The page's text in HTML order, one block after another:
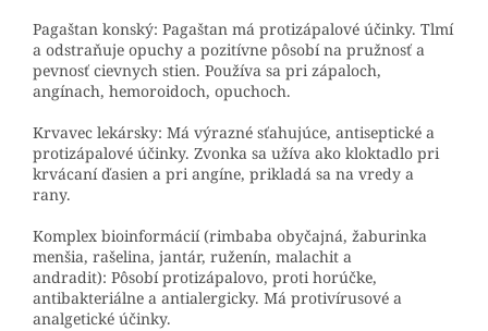
Pagaštan konský: Pagaštan má protizápalové účinky. Tlmí
a odstraňuje opuchy a pozitívne pôsobí na pružnosť a
pevnosť cievnych stien. Používa sa pri zápaloch,
angínach, hemoroidoch, opuchoch.
Krvavec lekársky: Má výrazné sťahujúce, antiseptické a
protizápalové účinky. Zvonka sa užíva ako kloktadlo pri
krvácaní ďasien a pri angíne, prikladá sa na vredy a
rany.
Komplex bioinformácií (rimbaba obyčajná, žaburinka
menšia, rašelina, jantár, ruženín, malachit a
andradit): Pôsobí protizápalovo, proti horúčke,
antibakteriálne a antialergicky. Má protivírusové a
analgetické účinky.